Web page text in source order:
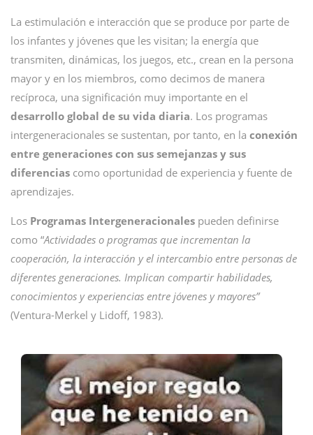
La estimulación e interacción que se produce por parte de
los infantes y jóvenes que les visitan; la energía que
transmiten, dinámicas, los juegos, etc., crean en la persona
mayor y en los miembros, como decimos de manera
recíproca, una significación muy importante en el
desarrollo global de su vida diaria. Los programas
intergeneracionales se sustentan, por tanto, en la conexión
entre generaciones con sus semejanzas y sus
diferencias como oportunidad de experiencia y fuente de
aprendizajes.
Los Programas Intergeneracionales pueden definirse
como “Actividades o programas que incrementan la
cooperación, la interacción y el intercambio entre personas de
diferentes generaciones. Implican compartir habilidades,
conocimientos y experiencias entre jóvenes y mayores”
(Ventura-Merkel y Lidoff, 1983).